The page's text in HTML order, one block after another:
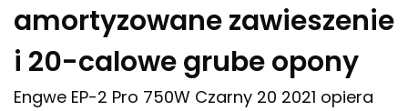
amortyzowane zawieszenie
i 20-calowe grube opony
Engwe EP-2 Pro 750W Czarny 20 2021 opiera